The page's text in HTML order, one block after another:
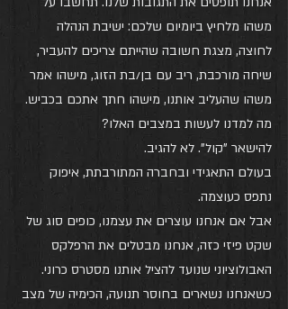
משהו מלחיץ ביומיום שלכם: ישיבת הנהלה
לחוצה, מצגת חשובה שהייתם צריכים להעביר,
שיחה מורכבת, ריב עם בן/בת הזוג, מישהו אמר
משהו שהעליב אותנו, מישהו חתך אתכם בכביש.
מה למדנו לעשות במצבים האלו?
להישאר "קול". לא להגיב.
בעולם התאגידי ובחברה המתורבתת, איפוק
נתפס כעוצמה.
אבל אם אנחנו עוצרים את עצמנו, כופים סוג של
שקט פיזי כזה, אנחנו מבטלים את הרפלקס
האבולוציוני שנועד להציל אותנו מסטרס כרוני.
כשאנחנו נשארים בחוסר תנועה, הכימיה של מצב